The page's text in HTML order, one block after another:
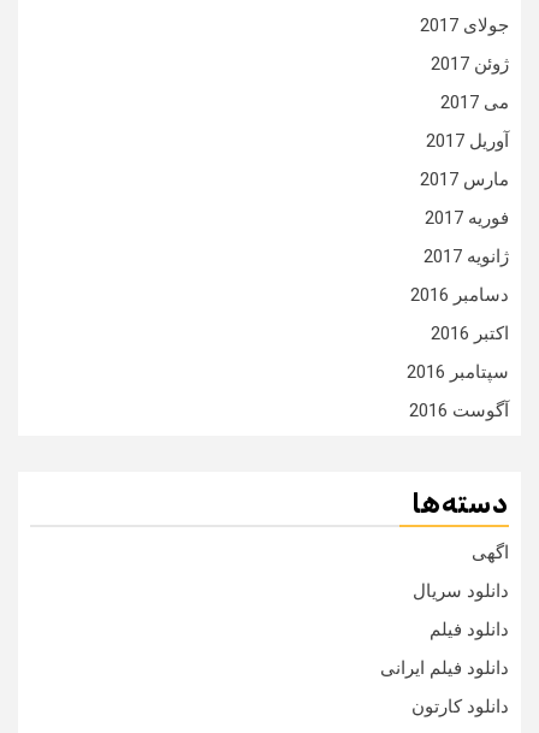
جولای 2017
ژوئن 2017
می 2017
آوریل 2017
مارس 2017
فوریه 2017
ژانویه 2017
دسامبر 2016
اکتبر 2016
سپتامبر 2016
آگوست 2016
دسته‌ها
اگهی
دانلود سریال
دانلود فیلم
دانلود فیلم ایرانی
دانلود کارتون